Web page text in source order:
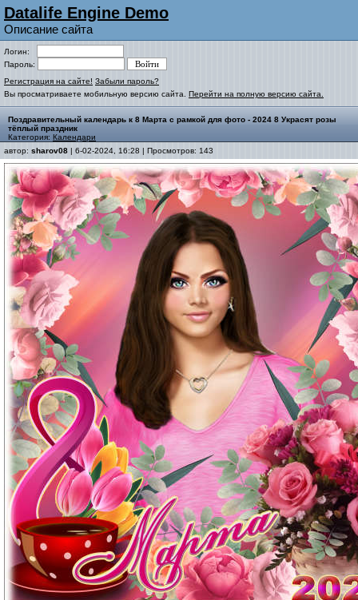
Datalife Engine Demo
Описание сайта
Логин:
Пароль:
Регистрация на сайте! Забыли пароль?
Вы просматриваете мобильную версию сайта. Перейти на полную версию сайта.
Поздравительный календарь к 8 Марта с рамкой для фото - 2024 8 Украсят розы
тёплый праздник
Категория: Календари
автор: sharov08 | 6-02-2024, 16:28 | Просмотров: 143